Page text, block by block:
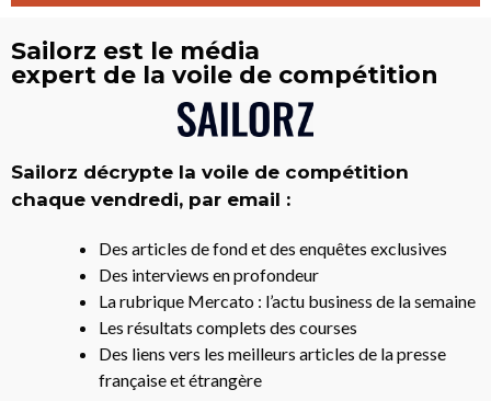
Sailorz est le média
expert de la voile de compétition
Sailorz décrypte la voile de compétition
chaque vendredi, par email :
Des articles de fond et des enquêtes exclusives
Des interviews en profondeur
La rubrique Mercato : l’actu business de la semaine
Les résultats complets des courses
Des liens vers les meilleurs articles de la presse
française et étrangère